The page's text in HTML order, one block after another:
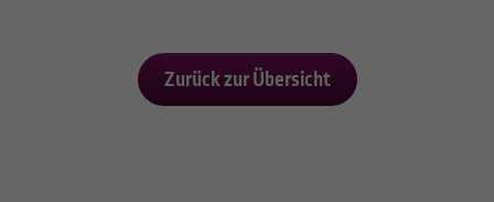
Zurück zur Übersicht